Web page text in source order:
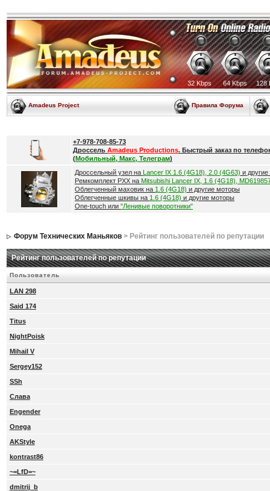
32 Kbps 64 Kbps 128
Amadeus Project Правила Форума
+7-978-708-85-73
Дроссель Amadeus Productions. Быстрый заказ по
(Мобильный, Макс, Телеграм)
Дроссельный узел на Lancer IX 1.6 (4G18), 2.0 (4G63) и
Ремкомплект РХХ на Mitsubishi Lancer IX, 1.6 (4G18),
Облегченный маховик на 1.6 (4G18) и другие моторы
Облегченные шкивы на 1.6 (4G18) и другие моторы
One-touch или "Ленивые поворотники"
Форум Технических Маньяков> Рейтинг пользователей по репутации
Рейтинг пользователей по репутации
Пользователь
LAN 298
Said 174
Titus
NightPoisk
Mihail V
Sergey152
SSh
Слава
Engender
Onega
AKStyle
kontrast86
~=LfD=~
dmitrij_b